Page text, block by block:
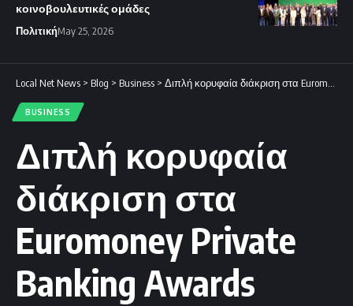
κοινοβουλευτικές ομάδες
ΠολιτικήMay 25, 2026
Local Net News > Blog > Business > Διπλή κορυφαία διάκριση στα Euromoney Private Banking Awards
BUSINESS
Διπλή κορυφαία
διάκριση στα
Euromoney Private
Banking Awards